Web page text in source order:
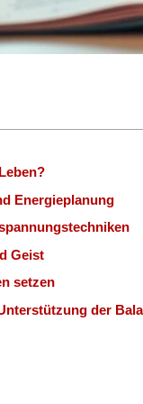
Energieplanung
Geist
setzen
der